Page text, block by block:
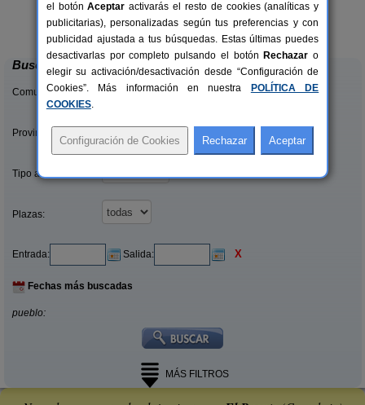
20+1 pers.
desde25 €
La Casa del Lago de Campoo
Orzales (Cantabria)
Buscar
Comunidades:
Provincias/Islas:
Tipo alquiler:
Plazas:
Entrada: Salida: X
Fechas más buscadas
pueblo:
MÁS FILTROS
el botónAceptar activarás el resto de cookies (analíticas y
publicitarias), personalizadas según tus preferencias y con
publicidad ajustada a tus búsquedas. Estas últimas puedes
desactivarlas por completo pulsando el botón Rechazar o
elegir su activación/desactivación desde “Configuración de
Cookies”. Más información en nuestra
POLÍTICA DE
COOKIES.